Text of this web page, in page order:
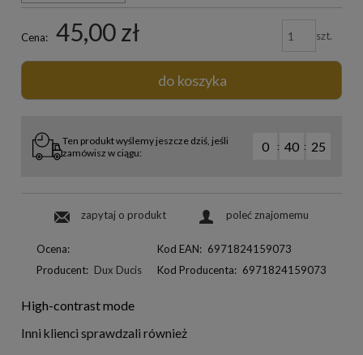
Cena: 45,00 zł szt.
do koszyka
Ten produkt wyślemy jeszcze dziś, jeśli
zamówisz w ciągu:
0 : 40 : 24
zapytaj o produkt poleć znajomemu
Ocena:
Producent: Dux Ducis
Kod EAN: 6971824159073
Kod Producenta: 6971824159073
High-contrast mode
Inni klienci sprawdzali również